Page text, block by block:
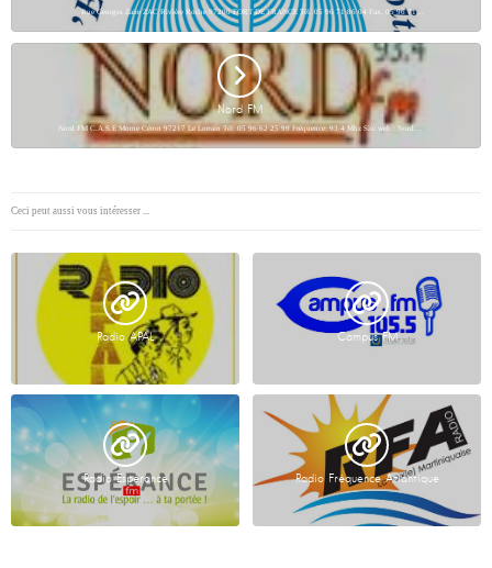
Rue Georges Zaire ZAC Rivière Roche 97200 FORT DE FRANCE Tél. 05 96 71 86 04 Fax. 05 96 71…
Nord FM
Nord FM C.A.S.E Morne Céron 97217 Le Lorrain Tél: 05 96 62 25 99 Fréquence: 93.4 Mhz Site web : Nord…
Ceci peut aussi vous intéresser ...
Radio APAL Campus FM
Radio Espérance Radio Fréquence Atlantique